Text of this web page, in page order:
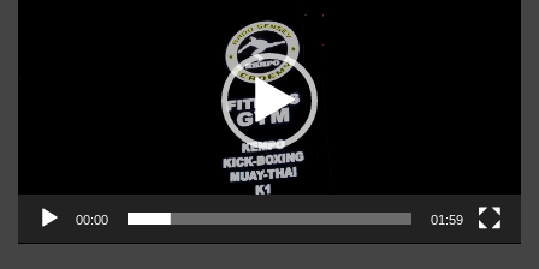
00:00 01:59